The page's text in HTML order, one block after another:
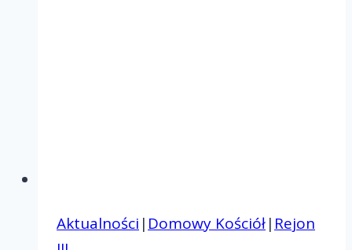
Aktualności | Domowy Kościół| Rejon